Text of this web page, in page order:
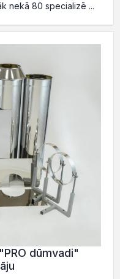
nekā 80 specializē ...
dūmvadi"